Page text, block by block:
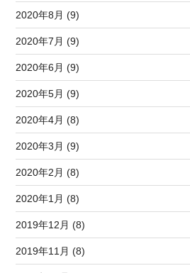
2020年8月 (9)
2020年7月 (9)
2020年6月 (9)
2020年5月 (9)
2020年4月 (8)
2020年3月 (9)
2020年2月 (8)
2020年1月 (8)
2019年12月 (8)
2019年11月 (8)